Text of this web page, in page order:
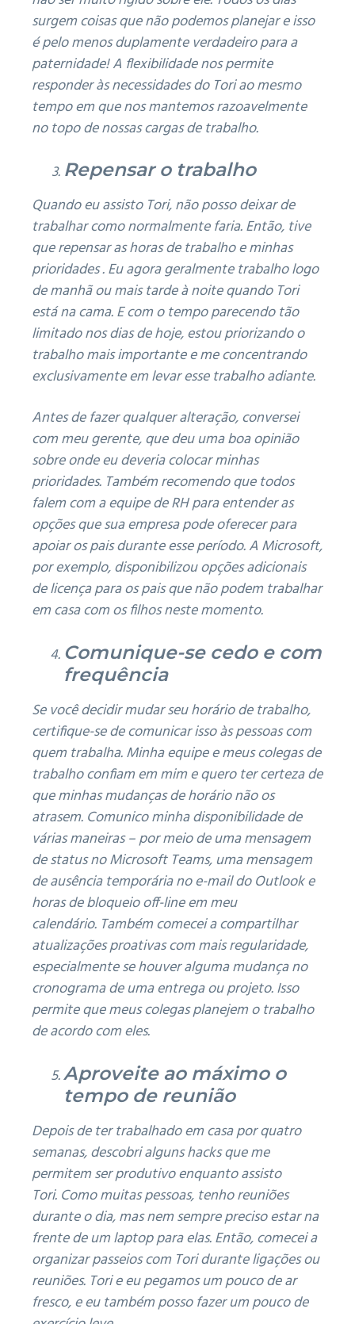
surgem coisas que não podemos planejar e isso
é pelo menos duplamente verdadeiro para a
paternidade!A flexibilidade nos permite
responder às necessidades do Tori ao mesmo
tempo em que nos mantemos razoavelmente
no topo de nossas cargas de trabalho.
Repensar o trabalho
Quando eu assisto Tori, não posso deixar de
trabalhar como normalmente faria.Então, tive
querepensar as horas de trabalho e minhas
prioridades.Eu agora geralmente trabalho logo
de manhã ou mais tarde à noite quando Tori
está na cama.E com o tempo parecendo tão
limitado nos dias de hoje, estou priorizando o
trabalho mais importante e me concentrando
exclusivamente em levar esse trabalho adiante.
Antes de fazer qualquer alteração, conversei
com meu gerente, que deu uma boa opinião
sobre onde eu deveria colocar minhas
prioridades. Também recomendo que todos
falem com a equipe de RH para entender as
opções que sua empresa pode oferecer para
apoiar os pais durante esse período.A Microsoft,
por exemplo, disponibilizou opções adicionais
de licença para os pais que não podem trabalhar
em casa com os filhos neste momento.
Comunique-se cedo e com
frequência
Se você decidir mudar seu horário de trabalho,
certifique-se de comunicar isso às pessoas com
quem trabalha.Minha equipe e meus colegas de
trabalho confiam em mim e quero ter certeza de
que minhas mudanças de horário não os
atrasem. Comunico minha disponibilidade de
várias maneiras – por meio de uma mensagem
de status no Microsoft Teams, uma mensagem
de ausência temporária no e-mail do Outlook e
horas de bloqueio off-line em meu
calendário. Também comecei a compartilhar
atualizações proativas com mais regularidade,
especialmente se houver alguma mudança no
cronograma de uma entrega ou projeto.Isso
permite que meus colegas planejem o trabalho
de acordo com eles.
Aproveite ao máximo o
tempo de reunião
Depois de ter trabalhado em casa por quatro
semanas, descobri alguns hacks que me
permitem ser produtivo enquanto assisto
Tori. Como muitas pessoas, tenho reuniões
durante o dia, mas nem sempre preciso estar na
frente de um laptop para elas.Então, comecei a
organizar passeios com Tori durante ligações ou
reuniões. Tori e eu pegamos um pouco de ar
fresco, e eu também posso fazer um pouco de